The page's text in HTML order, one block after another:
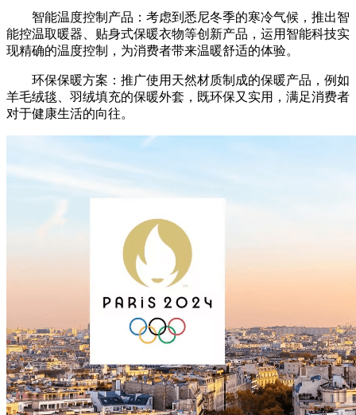
智能温度控制产品：考虑到悉尼冬季的寒冷气候，推出智
能控温取暖器、贴身式保暖衣物等创新产品，运用智能科技实
现精确的温度控制，为消费者带来温暖舒适的体验。
环保保暖方案：推广使用天然材质制成的保暖产品，例如
羊毛绒毯、羽绒填充的保暖外套，既环保又实用，满足消费者
对于健康生活的向往。